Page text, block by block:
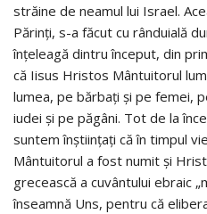
străine de neamul lui Israel.
Părinţi, s-a făcut cu rânduială
înţeleagă dintru început, din
că Iisus Hristos Mântuitorul
lumea, pe bărbaţi şi pe femei,
iudei şi pe păgâni. Tot de la
suntem înştiinţaţi că în timpul
Mântuitorul a fost numit şi
grecească a cuvântului ebraic
înseamnă Uns, pentru că